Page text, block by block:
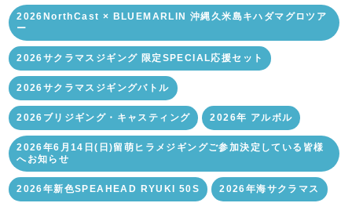
2026NorthCast × BLUEMARLIN 沖縄久米島キハダマグロツア
ー
2026サクラマスジギング 限定SPECIAL応援セット
2026サクラマスジギングバトル
2026ブリジギング・キャスティング 2026年 アルボル
2026年6月14日(日)留萌ヒラメジギングご参加決定している皆様
へお知らせ
2026年新色SPEAHEAD RYUKI 50S 2026年海サクラマス